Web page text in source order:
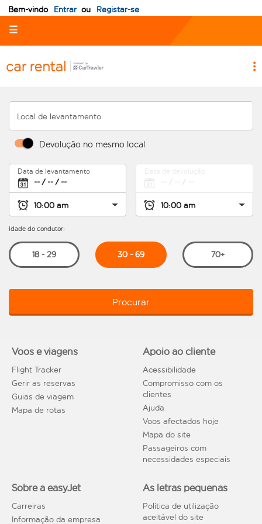
Bem-vindo Entrar ou Registar-se
☰
Local de levantamento
Devolução no mesmo local
Data de levantamento
Idade do condutor:
18 - 29 30 - 69 70+
Procurar
Voos e viagens
Flight Tracker
Gerir as reservas
Guias de viagem
Mapa de rotas
Apoio ao cliente
Acessibilidade
Compromisso com os
clientes
Ajuda
Voos afectados hoje
Mapa do site
Passageiros com
necessidades especiais
Sobre a easyJet
Carreiras
Informação da empresa
As letras pequenas
Política de utilização
aceitável do site